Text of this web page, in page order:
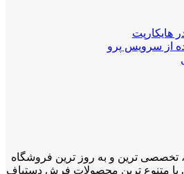
هایکارپت
از سرویس پرو
، تخصصی ترین و به روز ترین فروشگاه
با متنوع ترین محصولات فرش دستباف